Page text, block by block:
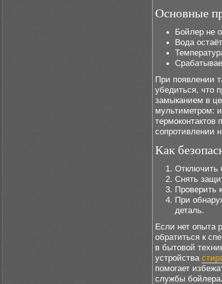
Основные
Бойлер не
Вода
При появлении
убедиться, что
замыканием в
мультиметром:
сопротивлении
Как
Отключить
Снять
Проверить
При
деталь.
Если нет опыта
обратиться к
в бытовой
устройства
помогает
службы